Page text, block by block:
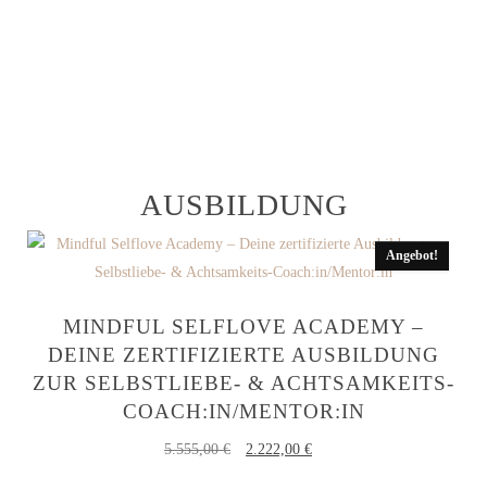
AUSBILDUNG
Angebot!
MINDFUL SELFLOVE ACADEMY –
DEINE ZERTIFIZIERTE AUSBILDUNG
ZUR SELBSTLIEBE- & ACHTSAMKEITS-
COACH:IN/MENTOR:IN
5.555,00€ 2.222,00 €